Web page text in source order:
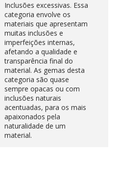
Inclusões excessivas. Essa
categoria envolve os
materiais que apresentam
muitas inclusões e
imperfeições internas,
afetando a qualidade e
transparência final do
material. As gemas desta
categoria são quase
sempre opacas ou com
inclusões naturais
acentuadas, para os mais
apaixonados pela
naturalidade de um
material.